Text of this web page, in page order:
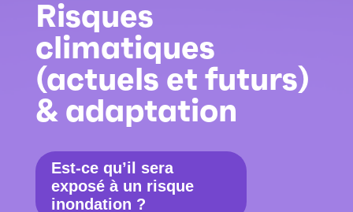
Risques
climatiques
(actuels et futurs)
& adaptation
Est-ce qu’il sera
exposé à un risque
inondation ?